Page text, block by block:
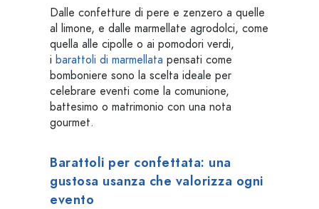
Dalle confetture di pere e zenzero a quelle
al limone, e dalle marmellate agrodolci, come
quella alle cipolle o ai pomodori verdi,
i barattoli di marmellata pensati come
bomboniere sono la scelta ideale per
celebrare eventi come la comunione,
battesimo o matrimonio con una nota
gourmet.
Barattoli per confettata: una
gustosa usanza che valorizza ogni
evento